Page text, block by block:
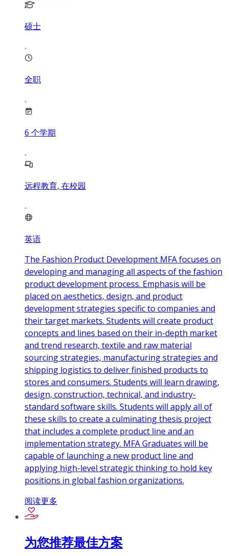
硕士
全职
6 个学期
远程教育, 在校园
英语
The Fashion Product Development MFA focuses on
developing and managing all aspects of the fashion
product development process. Emphasis will be
placed on aesthetics, design, and product
development strategies specific to companies and
their target markets. Students will create product
concepts and lines based on their in-depth market
and trend research, textile and raw material
sourcing strategies, manufacturing strategies and
shipping logistics to deliver finished products to
stores and consumers. Students will learn drawing,
design, construction, technical, and industry-
standard software skills. Students will apply all of
these skills to create a culminating thesis project
that includes a complete product line and an
implementation strategy. MFA Graduates will be
capable of launching a new product line and
applying high-level strategic thinking to hold key
positions in global fashion organizations.
阅读更多
为您推荐最佳方案